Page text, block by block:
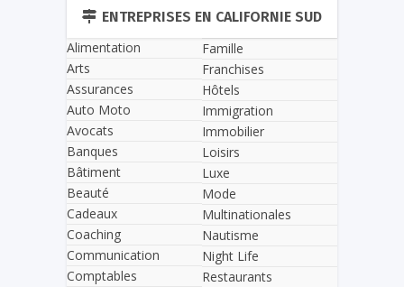
ENTREPRISES EN CALIFORNIE SUD
Alimentation
Arts
Assurances
Auto Moto
Avocats
Banques
Bâtiment
Beauté
Cadeaux
Coaching
Communication
Comptables
Famille
Franchises
Hôtels
Immigration
Immobilier
Loisirs
Luxe
Mode
Multinationales
Nautisme
Night Life
Restaurants